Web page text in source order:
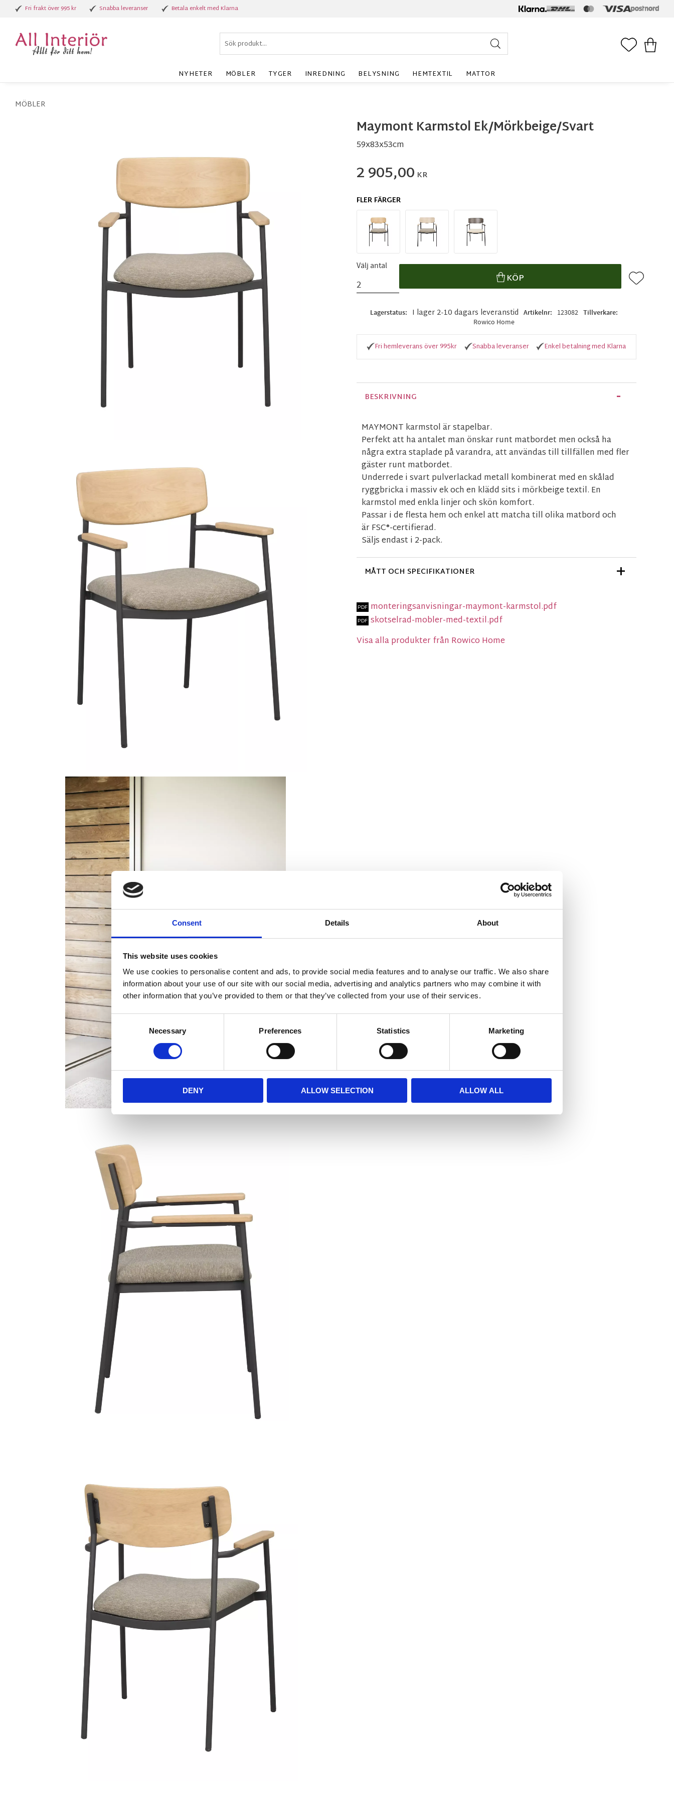
Consent Details About
This website uses cookies
We use cookies to personalise content and ads, to provide social media features and to analyse our traffic. We also share
information about your use of our site with our social media, advertising and analytics partners who may combine it with
other information that you’ve provided to them or that they’ve collected from your use of their services.
Necessary Preferences Statistics Marketing
DENY ALLOW SELECTION ALLOW ALL
Fri frakt över 995 kr Snabba leveranser Betala enkelt med Klarna
NYHETER MÖBLER TYGER INREDNING BELYSNING HEMTEXTIL MATTOR
MÖBLER
Maymont Karmstol Ek/Mörkbeige/Svart
59x83x53cm
2 905,00 KR
FLER FÄRGER
Välj antal
KÖP Lägg till i
Lagerstatus I lager 2-10 dagars leveranstid Artikelnr 123082 Tillverkare
Rowico Home
Fri hemleverans över 995kr Snabba leveranser Enkel betalning med Klarna
BESKRIVNING
MAYMONT karmstol är stapelbar.
Perfekt att ha antalet man önskar runt matbordet men också ha
några extra staplade på varandra, att användas till tillfällen med fler
gäster runt matbordet.
Underrede i svart pulverlackad metall kombinerat med en skålad
ryggbricka i massiv ek och en klädd sits i mörkbeige textil. En
karmstol med enkla linjer och skön komfort.
Passar i de flesta hem och enkel att matcha till olika matbord och
är FSC®-certifierad.
Säljs endast i 2-pack.
MÅTT OCH SPECIFIKATIONER
monteringsanvisningar-maymont-karmstol.pdf
skotselrad-mobler-med-textil.pdf
Visa alla produkter från Rowico Home